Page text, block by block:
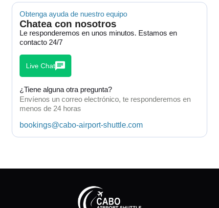
Obtenga ayuda de nuestro equipo
Chatea con nosotros
Le responderemos en unos minutos. Estamos en
contacto 24/7
Live Chat
¿Tiene alguna otra pregunta?
Envíenos un correo electrónico, te responderemos en
menos de 24 horas
bookings@cabo-airport-shuttle.com